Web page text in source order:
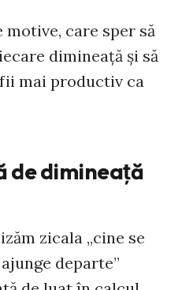
care sper să
dimineaţă şi să
mai productiv ca
de dimineaţă
zicala „cine se
departe”